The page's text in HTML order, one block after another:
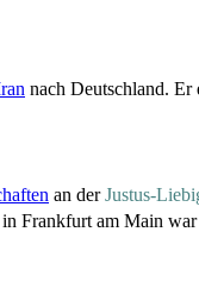
nach Deutschland. Er
an derJustus-
in Frankfurt am Main war